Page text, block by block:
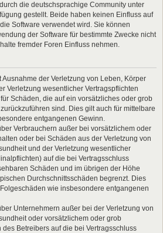
die deutschsprachige Community unter
gestellt. Beide haben keinen Einfluss auf
Software verwendet wird. Sie können
der Software für bestimmte Zwecke nicht
fremder Foren Einfluss nehmen.
Ausnahme der Verletzung von Leben, Körper
Verletzung wesentlicher Vertragspflichten
Schäden, die auf ein vorsätzliches oder grob
sind. Dies gilt auch für mittelbare
entgangenen Gewinn.
Verbrauchern außer bei vorsätzlichem oder
oder bei Schäden aus der Verletzung von
und der Verletzung wesentlicher
auf die bei Vertragsschluss
Schäden und im übrigen der Höhe
Durchschnittsschäden begrenzt. Dies
wie insbesondere entgangenen
Unternehmern außer bei der Verletzung von
oder vorsätzlichem oder grob
Betreibers auf die bei Vertragsschluss